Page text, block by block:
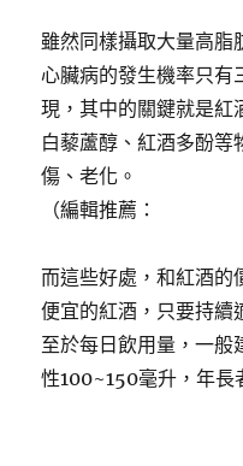
雖然同樣攝取大量高脂
心臟病的發生機率只
現，其中的關鍵就是紅
白藜蘆醇、紅酒多酚等
傷、老化。
（編輯推薦：
而這些好處，和紅酒的
便宜的紅酒，只要持續
至於每日飲用量，一
性100~150毫升，年長